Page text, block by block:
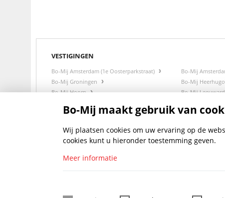
VESTIGINGEN
Bo-Mij Amsterdam (1e Oosterparkstraat)
Bo-Mij
Bo-Mij Groningen
Bo-Mij
Bo-Mij Hoorn
Bo-Mij
Bo-Mij maakt gebruik van
Wij plaatsen cookies om uw ervaring op de
cookies kunt u hieronder toestemming geven.
Meer informatie